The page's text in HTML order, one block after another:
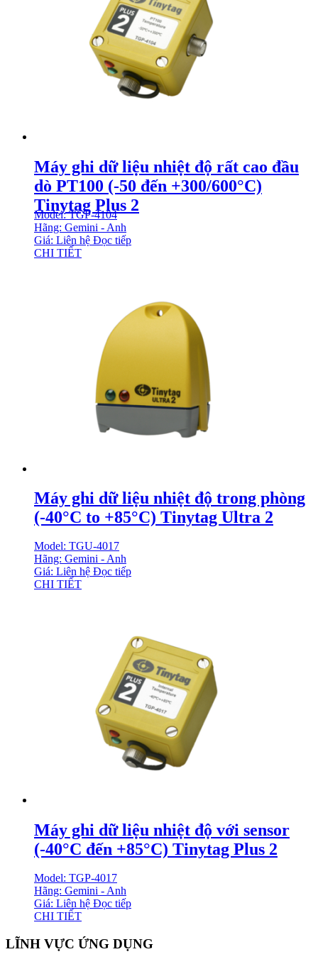
Máy ghi dữ liệu nhiệt độ rất cao đầu
dò PT100 (-50 đến +300/600°C)
Tinytag Plus 2
Model: TGP-4104
Hãng: Gemini - Anh
Giá: Liên hệ Đọc tiếp
CHI TIẾT
Máy ghi dữ liệu nhiệt độ trong phòng
(-40°C to +85°C) Tinytag Ultra 2
Model: TGU-4017
Hãng: Gemini - Anh
Giá: Liên hệ Đọc tiếp
CHI TIẾT
Máy ghi dữ liệu nhiệt độ với sensor
(-40°C đến +85°C) Tinytag Plus 2
Model: TGP-4017
Hãng: Gemini - Anh
Giá: Liên hệ Đọc tiếp
CHI TIẾT
LĨNH VỰC ỨNG DỤNG